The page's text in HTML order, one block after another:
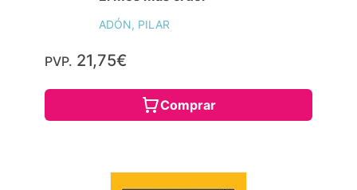
ADÓN, PILAR
PVP. 21,75€
Comprar